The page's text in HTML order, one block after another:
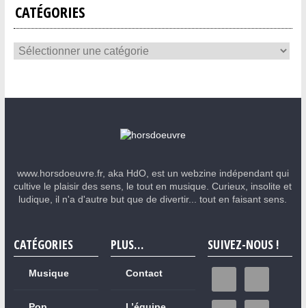
CATÉGORIES
www.horsdoeuvre.fr, aka HdO, est un webzine indépendant qui
cultive le plaisir des sens, le tout en musique. Curieux, insolite et
ludique, il n'a d'autre but que de divertir... tout en faisant sens.
CATÉGORIES
Musique
PLUS…
Contact
SUIVEZ-NOUS !